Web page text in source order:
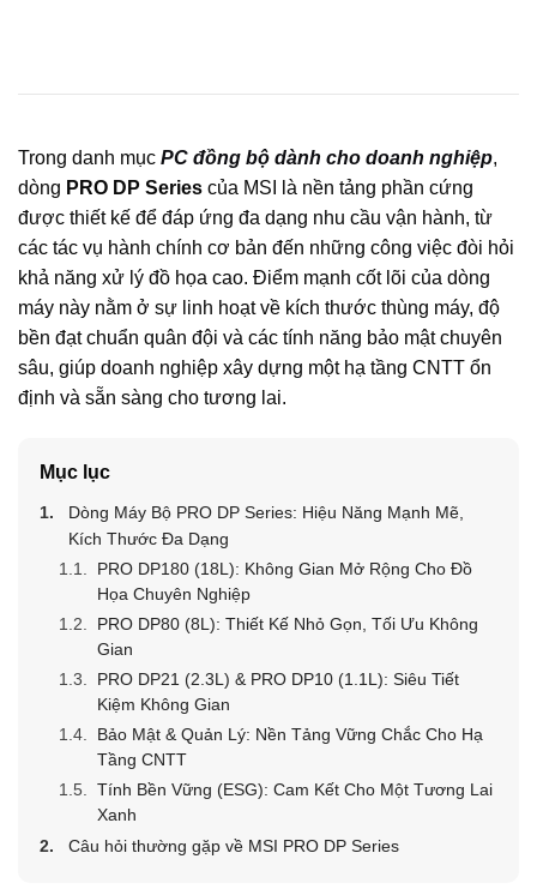
Trong danh mục PC đồng bộ dành cho doanh nghiệp,
dòng PRO DP Series của MSI là nền tảng phần cứng
được thiết kế để đáp ứng đa dạng nhu cầu vận hành, từ
các tác vụ hành chính cơ bản đến những công việc đòi hỏi
khả năng xử lý đồ họa cao. Điểm mạnh cốt lõi của dòng
máy này nằm ở sự linh hoạt về kích thước thùng máy, độ
bền đạt chuẩn quân đội và các tính năng bảo mật chuyên
sâu, giúp doanh nghiệp xây dựng một hạ tầng CNTT ổn
định và sẵn sàng cho tương lai.
Mục lục
Dòng Máy Bộ PRO DP Series: Hiệu Năng Mạnh Mẽ,
Kích Thước Đa Dạng
PRO DP180 (18L): Không Gian Mở Rộng Cho Đồ
Họa Chuyên Nghiệp
PRO DP80 (8L): Thiết Kế Nhỏ Gọn, Tối Ưu Không
Gian
PRO DP21 (2.3L) & PRO DP10 (1.1L): Siêu Tiết
Kiệm Không Gian
Bảo Mật & Quản Lý: Nền Tảng Vững Chắc Cho Hạ
Tầng CNTT
Tính Bền Vững (ESG): Cam Kết Cho Một Tương Lai
Xanh
Câu hỏi thường gặp về MSI PRO DP Series